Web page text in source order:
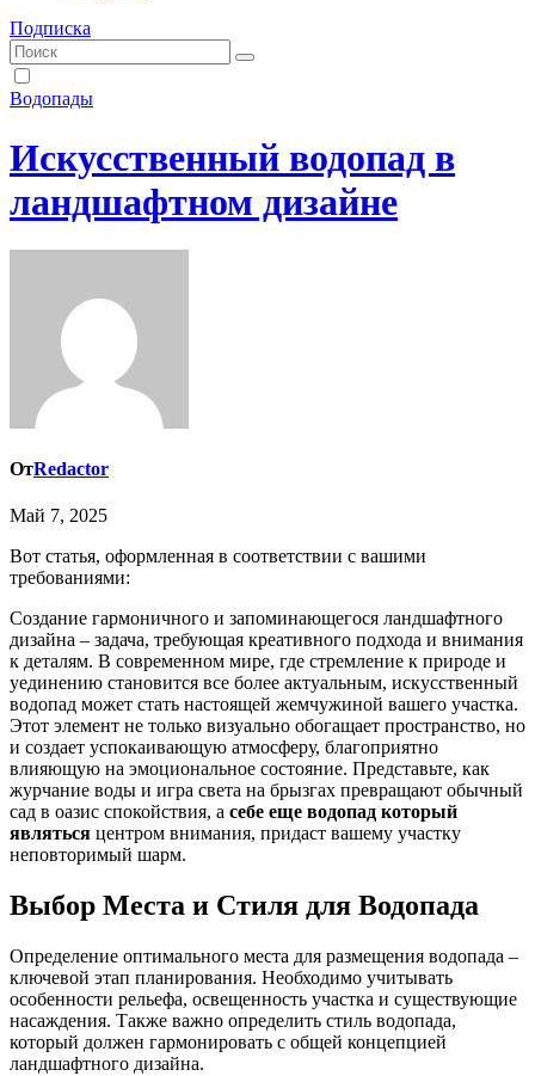
Подписка
Водопады
Искусственный водопад в
ландшафтном дизайне
ОтRedactor
Май 7, 2025
Вот статья, оформленная в соответствии с вашими
требованиями:
Создание гармоничного и запоминающегося ландшафтного
дизайна – задача, требующая креативного подхода и внимания
к деталям. В современном мире, где стремление к природе и
уединению становится все более актуальным, искусственный
водопад может стать настоящей жемчужиной вашего участка.
Этот элемент не только визуально обогащает пространство, но
и создает успокаивающую атмосферу, благоприятно
влияющую на эмоциональное состояние. Представьте, как
журчание воды и игра света на брызгах превращают обычный
сад в оазис спокойствия, а себе еще водопад который
являться центром внимания, придаст вашему участку
неповторимый шарм.
Выбор Места и Стиля для Водопада
Определение оптимального места для размещения водопада –
ключевой этап планирования. Необходимо учитывать
особенности рельефа, освещенность участка и существующие
насаждения. Также важно определить стиль водопада,
который должен гармонировать с общей концепцией
ландшафтного дизайна.